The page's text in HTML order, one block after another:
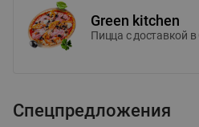
Green kitchen
Пицца c доставкой в
Спецпредложения